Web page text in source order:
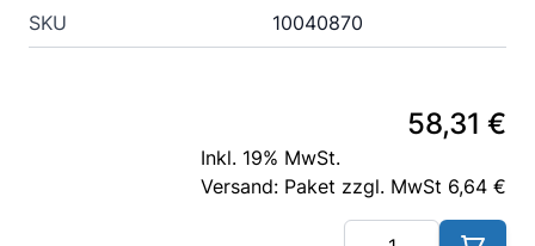
SKU 10040870
58,31 €
Inkl. 19% MwSt.
Versand: Paket zzgl. MwSt 6,64 €